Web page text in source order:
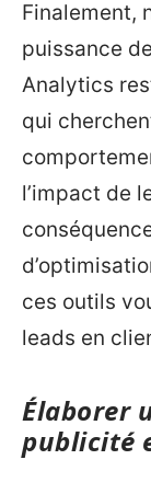
Finalement,
puissance
Analytics
qui
l’impact de
ces outils
leads en
Élaborer
publicité